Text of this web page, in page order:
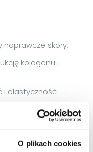
O plikach cookies
skóry,
kolagenu i
i elastyczność
cerze